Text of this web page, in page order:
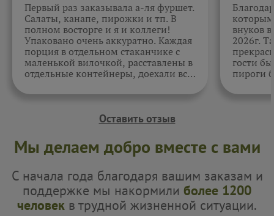
Первый раз заказывала а-ля фуршет.
Салаты, канапе, пирожки и тп. В
полном восторге и я и коллеги!
Упаковано очень аккуратно. Каждая
порция в отдельном стаканчике с
маленькой вилочкой, расставлены в
отдельные контейнеры, доехали все
спасибо за внимательность к датам.
внуков
2026г.
гости
пироги
Оставить отзыв
Мы делаем добро вместе с вами
С начала года благодаря вашим заказам и
поддержке мы накормили более 1200
человек в трудной жизненной ситуации.